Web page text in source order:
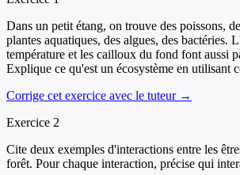
Dans un petit étang, on trouve des poissons,
plantes aquatiques, des algues, des bactéries.
température et les cailloux du fond font aussi
Explique ce qu'est un écosystème en utilisant
Corrige cet exercice avec le tuteur →
Exercice 2
Cite deux exemples d'interactions entre les
forêt. Pour chaque interaction, précise qui